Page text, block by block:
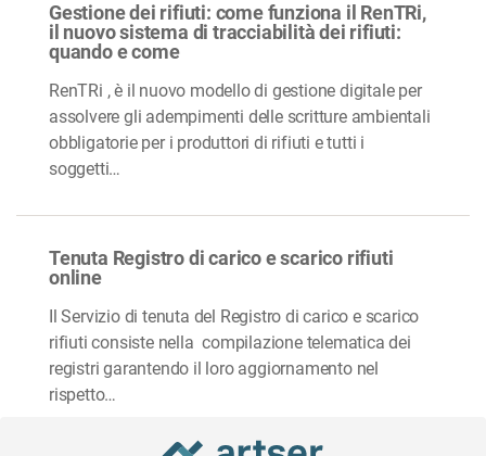
Gestione dei rifiuti: come funziona il RenTRi,
il nuovo sistema di tracciabilità dei rifiuti:
quando e come
RenTRi , è il nuovo modello di gestione digitale per
assolvere gli adempimenti delle scritture ambientali
obbligatorie per i produttori di rifiuti e tutti i
soggetti…
Tenuta Registro di carico e scarico rifiuti
online
Il Servizio di tenuta del Registro di carico e scarico
rifiuti consiste nella compilazione telematica dei
registri garantendo il loro aggiornamento nel
rispetto…